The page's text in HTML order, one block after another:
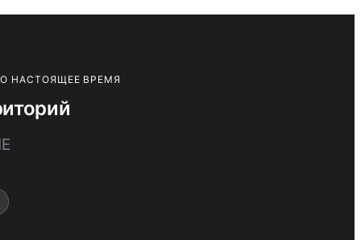
НАСТОЯЩЕЕ ВРЕМЯ